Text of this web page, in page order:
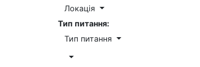
Локація
Тип питання:
Тип питання